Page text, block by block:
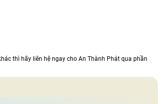
thì hãy liên hệ ngay cho An Thành Phát qua phần